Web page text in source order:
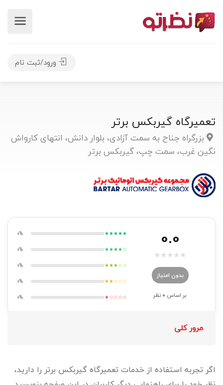
ورود/ثبت نام
تعمیرگاه گیربکس برتر
بزرگراه جناح به سمت آزادی، بلوار دانش، انتهای کارواش
نگین غرب، سمت چپ، گیربکس برتر
0.0
★
★
★
★
★
بدون امتیاز
بر اساس 0 نظر
★★★★★
0%
★★★★☆
0%
★★★☆☆
0%
★★☆☆☆
0%
★☆☆☆☆
0%
مرور کلی
اگر تجربه استفاده از خدمات تعمیرگاه گیربکس برتر را دارید،